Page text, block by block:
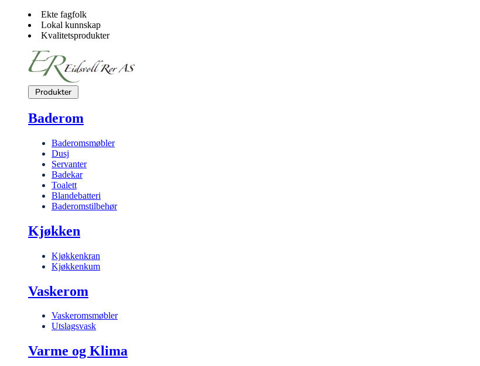
Ekte fagfolk
Lokal kunnskap
Kvalitetsprodukter
Produkter
Baderom
Baderomsmøbler
Dusj
Servanter
Badekar
Toalett
Blandebatteri
Baderomstilbehør
Kjøkken
Kjøkkenkran
Kjøkkenkum
Vaskerom
Vaskeromsmøbler
Utslagsvask
Varme og Klima